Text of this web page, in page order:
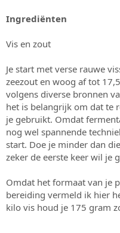
Ingrediënten
Vis en zout
Je start met verse rauwe
zeezout en woog af tot
volgens diverse bronnen
het is belangrijk om dat te
je gebruikt. Omdat
nog wel spannende
start. Doe je minder dan
zeker de eerste keer wil je
Omdat het formaat van je
bereiding vermeld ik hier
kilo vis houd je 175 gram